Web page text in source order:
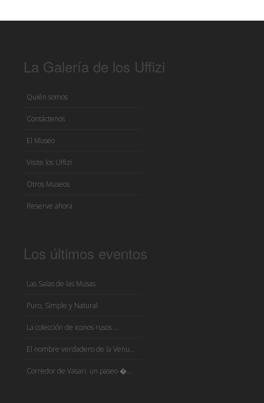
La Galería de los Uffizi
Quién somos
Contáctenos
El Museo
Visite los Uffizi
Otros Museos
Reserve ahora
Los últimos eventos
Las Salas de las Musas
Puro, Simple y Natural
La colección de iconos rusos ...
El nombre verdadero de la Venu...
Corredor de Vasari: un paseo �...